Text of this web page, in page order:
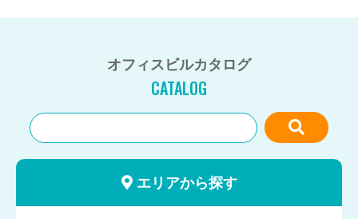
オフィスビルカタログ
CATALOG
エリアから探す